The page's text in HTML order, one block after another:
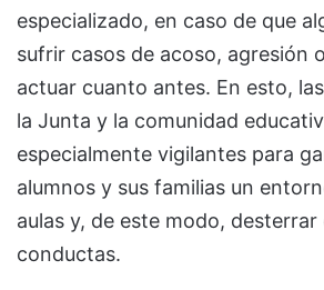
especializado, en caso de que
sufrir casos de acoso, agresión
actuar cuanto antes. En esto,
la Junta y la comunidad
especialmente vigilantes para
alumnos y sus familias un
aulas y, de este modo, desterrar
conductas.